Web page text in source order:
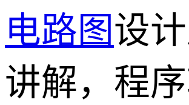
电路图设
讲解，程